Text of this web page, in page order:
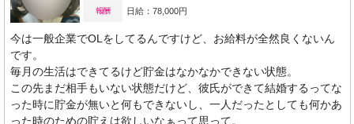
報酬 日給：78,000円
今は一般企業でOLをしてるんですけど、お給料が全然良くないん
です。
毎月の生活はできてるけど貯金はなかなかできない状態。
この先まだ相手もいない状態だけど、彼氏ができて結婚するってな
った時に貯金が無いと何もできないし、一人だったとしても何かあ
った時のための貯えは欲しいなぁって思って。